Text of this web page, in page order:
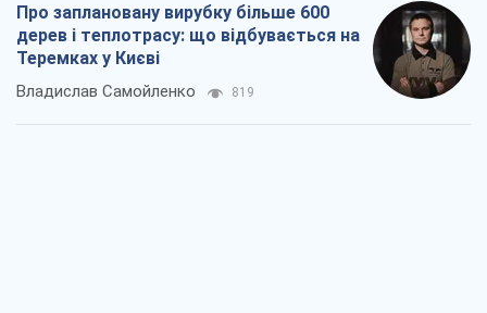
Про заплановану вирубку більше 600
дерев і теплотрасу: що відбувається на
Теремках у Києві
Владислав Самойленко 819